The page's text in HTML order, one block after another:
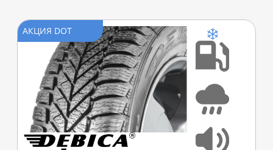
АКЦИЯ DOT